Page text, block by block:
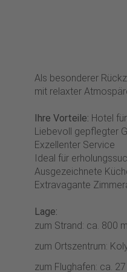
Als besonderer
mit relaxter
Ihre Vorteile: Hotel
Liebevoll gepflegter
Exzellenter Service
Ideal für
Ausgezeichnete
Extravagante
Lage:
zum Strand: ca. 800 m
zum Ortszentrum:
zum Flughafen: ca.